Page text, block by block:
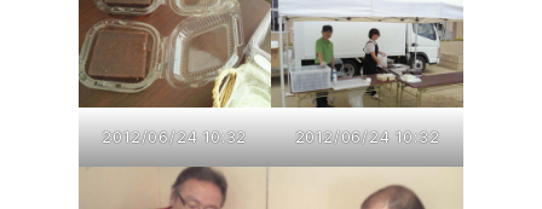
2012/06/24 10:32 2012/06/24 10:32